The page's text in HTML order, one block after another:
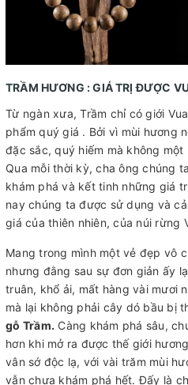
TRẦM HƯƠNG : GIÁ TRỊ ĐƯỢC
Từ ngàn xưa, Trầm chỉ có giới
phẩm quý giá . Bởi vì mùi hương
đặc sắc, quý hiếm mà không
Qua mỗi thời kỳ, cha ông chúng
khám phá và kết tinh những giá
nay chúng ta được sử dụng và
giá của thiên nhiên, của núi rừng
Mang trong mình một vẻ đẹp vô
nhưng đằng sau sự đơn giản ấy
truân, khổ ải, mất hàng vài mươi
mà lại không phải cây dó bầu bị
gỗ Trầm. Càng khám phá sâu,
hơn khi mở ra được thế giới
vân sớ độc lạ, với vài trăm mùi
vẫn chưa khám phá hết. Đấy là